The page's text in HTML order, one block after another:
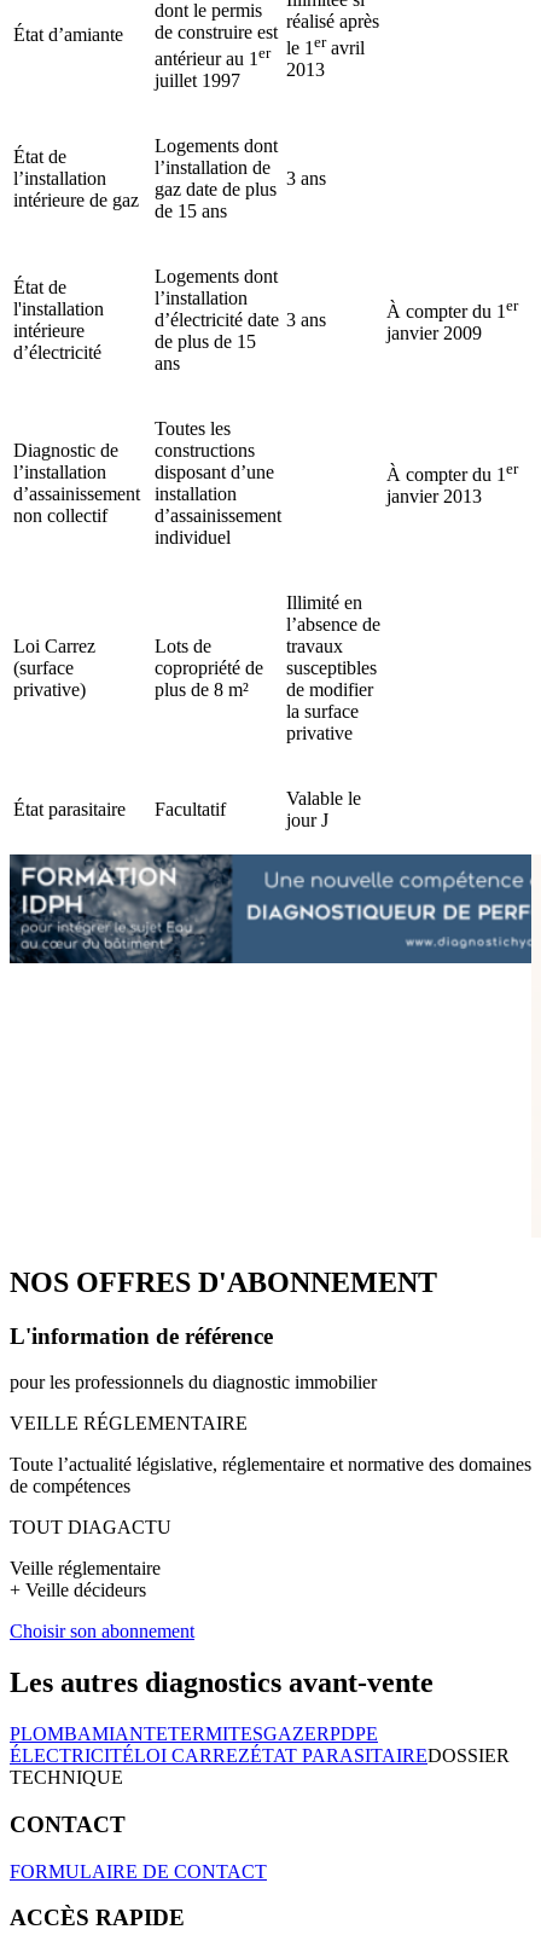
État d’amiante
dont le permis
de construire est
antérieur au 1 er
juillet 1997
réalisé après
le 1 eravril
2013
État de
l’installation
intérieure de gaz
Logements dont
l’installation de
gaz date de plus
de 15 ans
3 ans
État de
l'installation
intérieure
d’électricité
Logements dont
l’installation
d’électricité date
de plus de 15
ans
3 ans À compter du 1 er
janvier 2009
Diagnostic de
l’installation
d’assainissement
non collectif
Toutes les
constructions
disposant d’une
installation
d’assainissement
individuel
À compter du 1 er
janvier 2013
Loi Carrez
(surface
privative)
Lots de
copropriété de
plus de 8 m²
Illimité en
l’absence de
travaux
susceptibles
de modifier
la surface
privative
État parasitaire Facultatif
Valable le
jour J
NOS OFFRES D'ABONNEMENT
L'information de référence
pour les professionnels du diagnostic immobilier
VEILLE RÉGLEMENTAIRE
Toute l’actualité législative, réglementaire et normative des domaines
de compétences
TOUT DIAGACTU
Veille réglementaire
+ Veille décideurs
Choisir son abonnement
Les autres diagnostics avant-vente
PLOMBAMIANTETERMITESGAZERPDPE
ÉLECTRICITÉLOI CARREZÉTAT PARASITAIREDOSSIER
TECHNIQUE
CONTACT
FORMULAIRE DE CONTACT
ACCÈS RAPIDE